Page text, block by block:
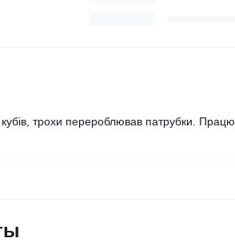
трохи перероблював патрубки.